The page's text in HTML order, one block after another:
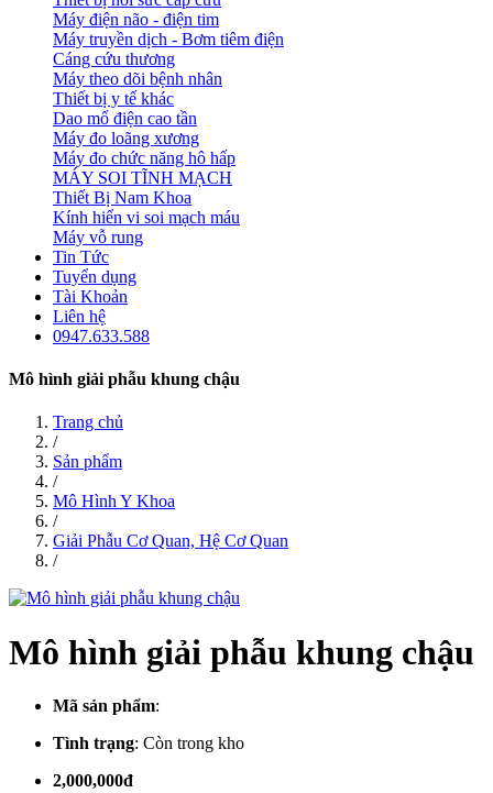
Máy điện não - điện tim
Máy truyền dịch - Bơm tiêm điện
Cáng cứu thương
Máy theo dõi bệnh nhân
Thiết bị y tế khác
Dao mổ điện cao tần
Máy đo loãng xương
Máy đo chức năng hô hấp
MÁY SOI TĨNH MẠCH
Thiết Bị Nam Khoa
Kính hiển vi soi mạch máu
Máy vỗ rung
Tin Tức
Tuyển dụng
Tài Khoản
Liên hệ
0947.633.588
Mô hình giải phẫu khung chậu
Trang chủ
/
Sản phẩm
/
Mô Hình Y Khoa
/
Giải Phẫu Cơ Quan, Hệ Cơ Quan
/
Mô hình giải phẫu khung chậu
Mã sản phẩm:
Tình trạng: Còn trong kho
2,000,000đ